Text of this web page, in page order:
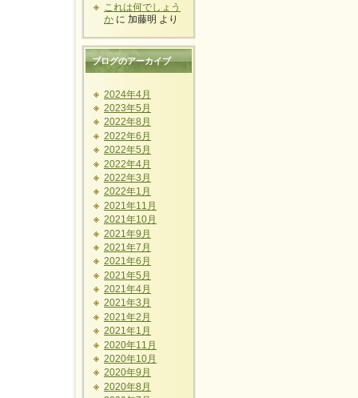
これは何でしょう
か に 加藤明 より
ブログのアーカイブ
2024年4月
2023年5月
2022年8月
2022年6月
2022年5月
2022年4月
2022年3月
2022年1月
2021年11月
2021年10月
2021年9月
2021年7月
2021年6月
2021年5月
2021年4月
2021年3月
2021年2月
2021年1月
2020年11月
2020年10月
2020年9月
2020年8月